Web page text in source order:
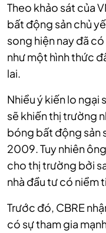
Theo khảo sát của
bất động sản chủ
song hiện nay đã
như một hình thức
lai.
Nhiều ý kiến lo ngại
sẽ khiến thị trường
bóng bất động sản
2009. Tuy nhiên
cho thị trường bởi
nhà đầu tư có niềm
Trước đó, CBRE
có sự tham gia